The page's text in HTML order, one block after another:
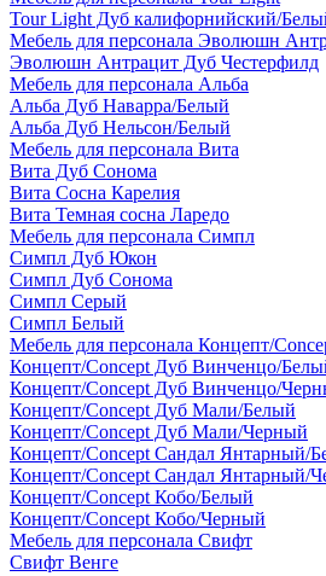
Tour Light Дуб калифорнийский/
Мебель для персонала Эволюшн
Эволюшн Антрацит Дуб Честерфилд
Мебель для персонала Альба
Альба Дуб Наварра/Белый
Альба Дуб Нельсон/Белый
Мебель для персонала Вита
Вита Дуб Сонома
Вита Сосна Карелия
Вита Темная сосна Ларедо
Мебель для персонала Симпл
Симпл Дуб Юкон
Симпл Дуб Сонома
Симпл Серый
Симпл Белый
Мебель для персонала Концепт/
Концепт/Concept Дуб Винченцо/
Концепт/Concept Дуб Винченцо/
Концепт/Concept Дуб Мали/Белый
Концепт/Concept Дуб Мали/Черный
Концепт/Concept Сандал Янтарный/
Концепт/Concept Сандал Янтарный/
Концепт/Concept Кобо/Белый
Концепт/Concept Кобо/Черный
Мебель для персонала Свифт
Свифт Венге